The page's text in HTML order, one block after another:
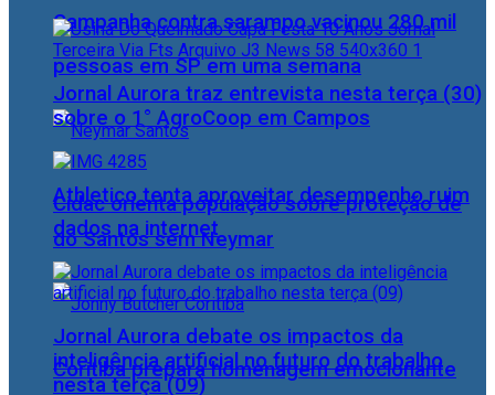
Campanha contra sarampo vacinou 280 mil
pessoas em SP em uma semana
Athletico tenta aproveitar desempenho ruim
do Santos sem Neymar
Coritiba prepara homenagem emocionante
Jornal Aurora traz entrevista nesta terça (30)
sobre o 1° AgroCoop em Campos
Cidac orienta população sobre proteção de
dados na internet
Jornal Aurora debate os impactos da
inteligência artificial no futuro do trabalho
nesta terça (09)